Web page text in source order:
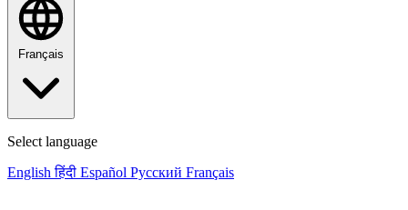
Français
Select language
English हिंदी Español Русский Français